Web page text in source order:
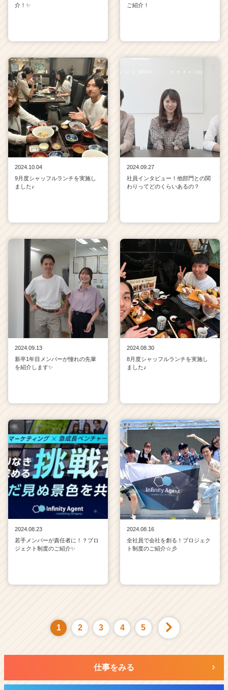
介！✨
ご紹介！
2024.10.04
9月度シャッフルランチを実施し
ました♪
2024.09.27
社員インタビュー！他部門との関
わりってどのくらいあるの？
2024.09.13
新卒1年目メンバーが憧れの先輩
を紹介します✨
2024.08.30
8月度シャッフルランチを実施し
ました♪
2024.08.23
若手メンバーが責任者に！？プロ
ジェクト制度のご紹介✨
2024.08.16
全社員で会社を創る！プロジェク
ト制度のご紹介☆彡
1 2 3 4 5
仕事をみる